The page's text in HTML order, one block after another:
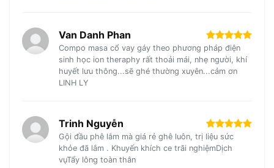
Van Danh Phan
Compo masa cổ vay gáy theo phương pháp điện
sinh học ion theraphy rất thoải mái, nhẹ người, khí
huyết lưu thông...sẽ ghé thường xuyên...cảm ơn
LINH LY
Trinh Nguyễn
Gội đầu phê lắm mà giá rẻ ghê luôn, trị liệu sức
khỏe đã lắm . Khuyến khích ce trãi nghiệmDịch
vụTẩy lông toàn thân